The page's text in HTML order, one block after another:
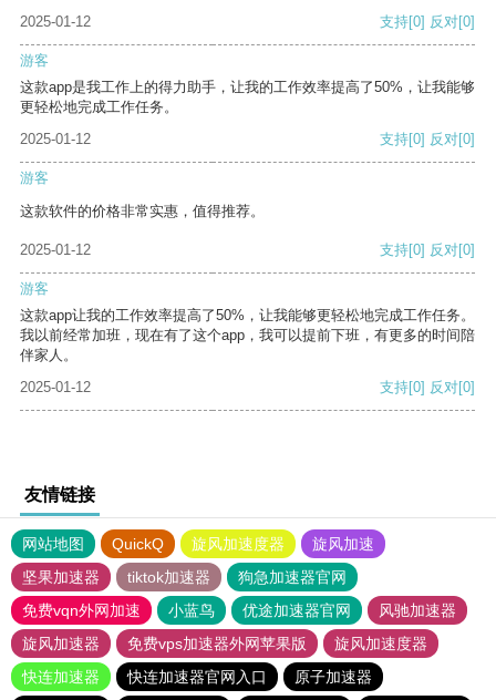
2025-01-12
支持[0] 反对[0]
游客
这款app是我工作上的得力助手，让我的工作效率提高了50%，让我能够
更轻松地完成工作任务。
2025-01-12
支持[0] 反对[0]
游客
这款软件的价格非常实惠，值得推荐。
2025-01-12 支持[0] 反对[0]
游客
这款app让我的工作效率提高了50%，让我能够更轻松地完成工作任务。
我以前经常加班，现在有了这个app，我可以提前下班，有更多的时间陪
伴家人。
2025-01-12
支持[0] 反对[0]
友情链接
网站地图 QuickQ 旋风加速度器
旋风加速
坚果加速器
tiktok加速器
狗急加速器官网
免费vqn外网加速
小蓝鸟 优途加速器官网
风驰加速器
旋风加速器
免费vps加速器外网苹果版
旋风加速度器
快连加速器
快连加速器官网入口
原子加速器